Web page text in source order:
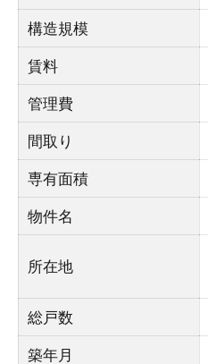
構造規模
賃料
管理費
間取り
専有面積
物件名
所在地
総戸数
築年月